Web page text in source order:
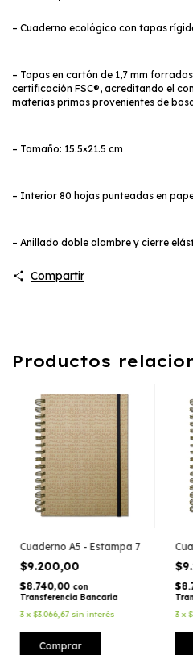
– Cuaderno ecológico con tapas
– Tapas en cartón de 1,7 mm
certificación FSC®, acreditando el
materias primas provenientes de
– Tamaño: 15.5×21.5 cm
– Interior 80 hojas punteadas en
– Anillado doble alambre y cierre
Compartir
Productos
Cuaderno A5 - Estampa 7
$9.200,00
$8.740,00 con
Transferencia Bancaria
3 x$3.066,67 sin interés
Comprar
3 x